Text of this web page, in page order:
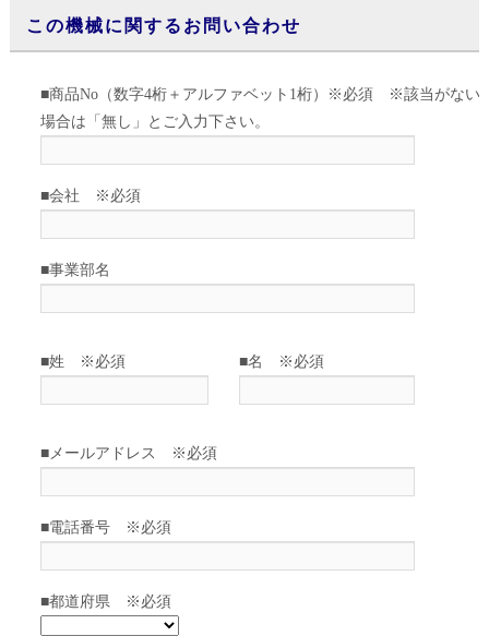
この機械に関するお問い合わせ